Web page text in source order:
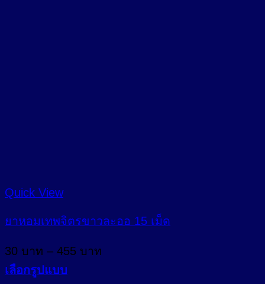
Quick View
ยาหอมเทพจิตรขาวละออ 15 เม็ด
30 บาท – 455 บาท
เลือกรูปแบบ